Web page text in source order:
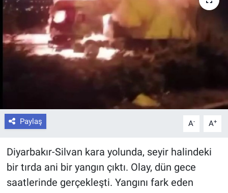
Paylaş A- A+
Diyarbakır-Silvan kara yolunda, seyir halindeki
bir tırda ani bir yangın çıktı. Olay, dün gece
saatlerinde gerçekleşti. Yangını fark eden